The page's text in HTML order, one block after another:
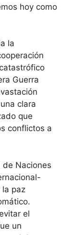
hoy como
la
Guerra
clara
que
conflictos a
de Naciones
la paz
el
un